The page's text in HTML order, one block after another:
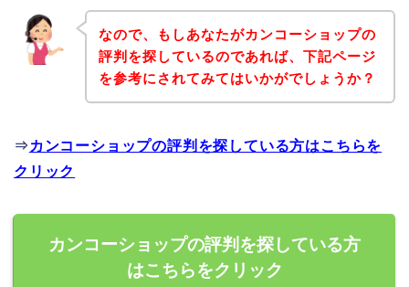
なので、もしあなたがカンコーショップの
評判を探しているのであれば、下記ページ
を参考にされてみてはいかがでしょうか？
⇒ カンコーショップの評判を探している方はこちらを
クリック
カンコーショップの評判を探している方
はこちらをクリック